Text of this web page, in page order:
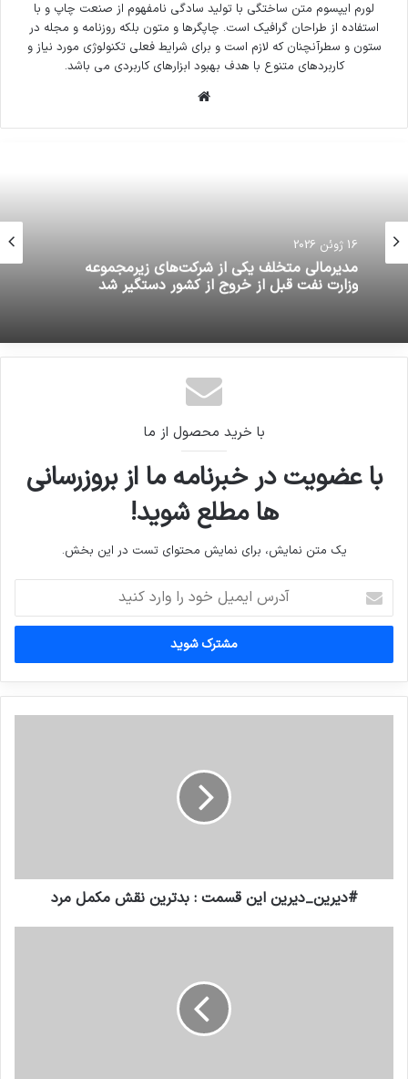
لورم ایپسوم متن ساختگی با تولید سادگی نامفهوم از صنعت چاپ و با
استفاده از طراحان گرافیک است. چاپگرها و متون بلکه روزنامه و مجله در
ستون و سطرآنچنان که لازم است و برای شرایط فعلی تکنولوژی مورد نیاز و
کاربردهای متنوع با هدف بهبود ابزارهای کاربردی می باشد.
16 ژوئن 2026
مدیرمالی متخلف یکی از شرکت‌های زیرمجموعه‌
وزارت نفت قبل از خروج از کشور دستگیر شد
با خرید محصول از ما
با عضویت در خبرنامه ما از بروزرسانی
ها مطلع شوید!
یک متن نمایش، برای نمایش محتوای تست در این بخش.
ایمیل
خود
وارد
کنید
#دیرین_دیرین این قسمت : بدترین نقش مکمل مرد